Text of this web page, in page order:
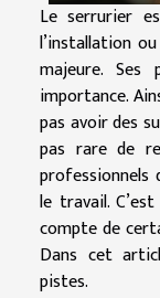
Le serrurier
l’installation
majeure. Ses
importance.
pas avoir des
pas rare de
professionnels
le travail.
compte de
Dans cet
pistes.